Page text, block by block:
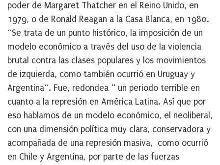
poder de Margaret Thatcher en el Reino Unido, en
1979, o de Ronald Reagan a la Casa Blanca, en 1980.
“Se trata de un punto histórico, la imposición de un
modelo económico a través del uso de la violencia
brutal contra las clases populares y los movimientos
de izquierda, como también ocurrió en Uruguay y
Argentina“. Fue, redondea “ un periodo terrible en
cuanto a la represión en América Latina. Así que por
eso hablamos de un modelo económico, el neoliberal,
con una dimensión política muy clara, conservadora y
acompañada de una represión masiva, como ocurrió
en Chile y Argentina, por parte de las fuerzas